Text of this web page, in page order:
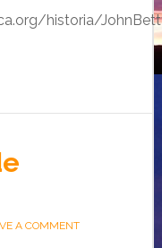
historia/
A COMMENT